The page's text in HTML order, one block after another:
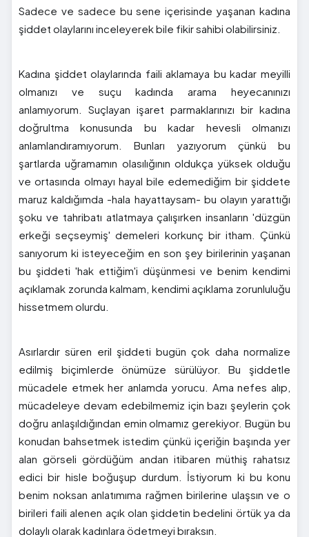
Sadece ve sadece bu sene içerisinde yaşanan kadına
şiddet olaylarını inceleyerek bile fikir sahibi olabilirsiniz.
Kadına şiddet olaylarında faili aklamaya bu kadar meyilli
olmanızı ve suçu kadında arama heyecanınızı
anlamıyorum. Suçlayan işaret parmaklarınızı bir kadına
doğrultma konusunda bu kadar hevesli olmanızı
anlamlandıramıyorum. Bunları yazıyorum çünkü bu
şartlarda uğramamın olasılığının oldukça yüksek olduğu
ve ortasında olmayı hayal bile edemediğim bir şiddete
maruz kaldığımda -hala hayattaysam- bu olayın yarattığı
şoku ve tahribatı atlatmaya çalışırken insanların 'düzgün
erkeği seçseymiş' demeleri korkunç bir itham. Çünkü
sanıyorum ki isteyeceğim en son şey birilerinin yaşanan
bu şiddeti 'hak ettiğim'i düşünmesi ve benim kendimi
açıklamak zorunda kalmam, kendimi açıklama zorunluluğu
hissetmem olurdu.
Asırlardır süren eril şiddeti bugün çok daha normalize
edilmiş biçimlerde önümüze sürülüyor. Bu şiddetle
mücadele etmek her anlamda yorucu. Ama nefes alıp,
mücadeleye devam edebilmemiz için bazı şeylerin çok
doğru anlaşıldığından emin olmamız gerekiyor. Bugün bu
konudan bahsetmek istedim çünkü içeriğin başında yer
alan görseli gördüğüm andan itibaren müthiş rahatsız
edici bir hisle boğuşup durdum. İstiyorum ki bu konu
benim noksan anlatımıma rağmen birilerine ulaşsın ve o
birileri faili alenen açık olan şiddetin bedelini örtük ya da
dolaylı olarak kadınlara ödetmeyi bıraksın.